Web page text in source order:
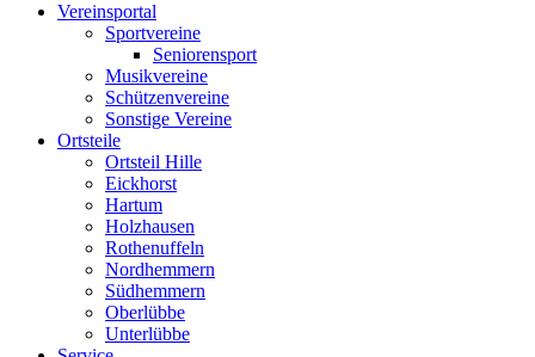
Vereinsportal
Sportvereine
Seniorensport
Musikvereine
Schützenvereine
Sonstige Vereine
Ortsteile
Ortsteil Hille
Eickhorst
Hartum
Holzhausen
Rothenuffeln
Nordhemmern
Südhemmern
Oberlübbe
Unterlübbe